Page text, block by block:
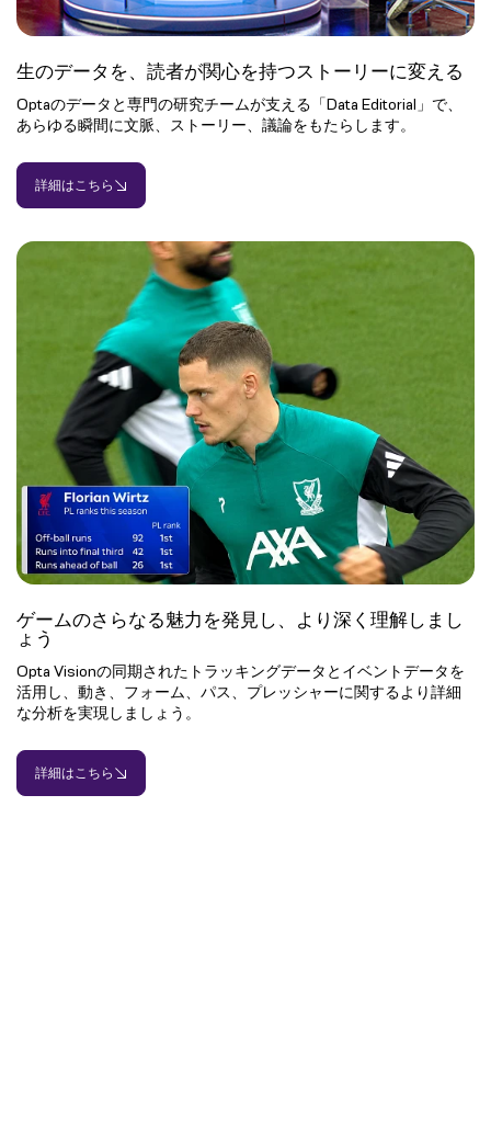
生のデータを、読者が関心を持つストーリーに変える
Optaのデータと専門の研究チームが支える「Data Editorial」で、
あらゆる瞬間に文脈、ストーリー、議論をもたらします。
詳細はこちら
ゲームのさらなる魅力を発見し、より深く理解しまし
ょう
Opta Visionの同期されたトラッキングデータとイベントデータを
活用し、動き、フォーム、パス、プレッシャーに関するより詳細
な分析を実現しましょう。
詳細はこちら